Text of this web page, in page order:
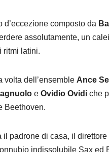
d’eccezione composto da
assolutamente, un
ritmi latini.
volta dell’ensemble Ance
e Ovidio Ovidi che
Beethoven.
padrone di casa, il
indissolubile Sax ed